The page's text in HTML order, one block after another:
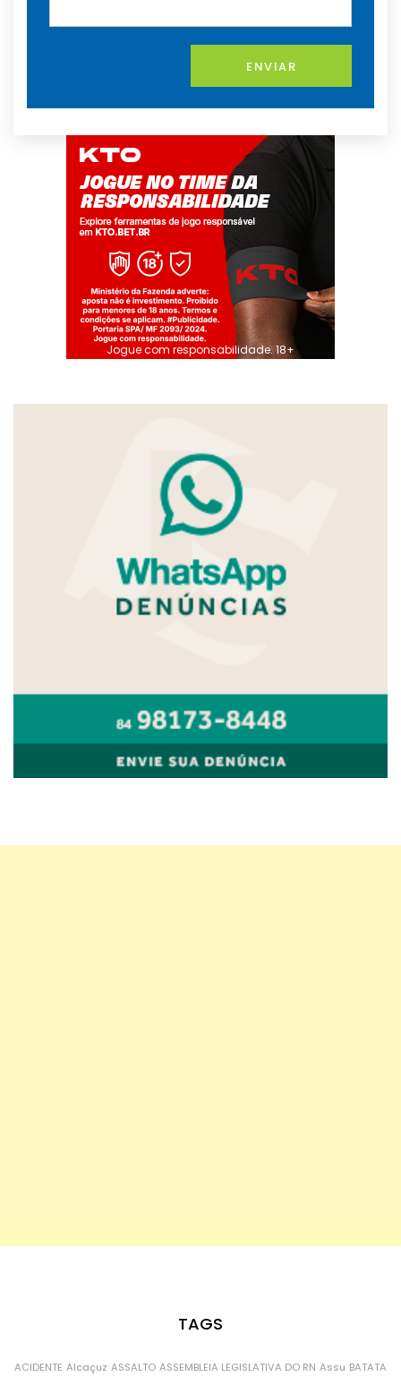
ENVIAR
Jogue com responsabilidade. 18+
TAGS
ACIDENTE Alcaçuz ASSALTO ASSEMBLEIA LEGISLATIVA DO RN Assu BATATA